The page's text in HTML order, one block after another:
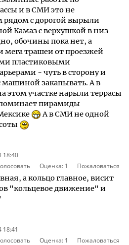
и в СМИ это не
рядом с дорогой вырыли
Камаз с верхушкой в низ
обочины пока нет, а
мега трашеи от проезжей
пластиковыми
- чуть в сторону и
закапывать. А в
этом участке нарыли террасы
пирамиды
А в СМИ не одной
18:40
Оценка: 1 Пожаловаться
а кольцо главное, висит
"кольцевое движение" и
18:41
Оценка: 1 Пожаловаться